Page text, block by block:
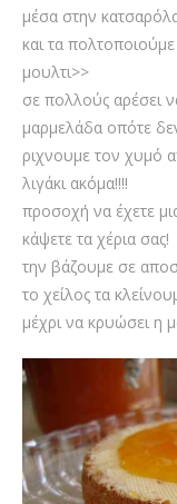
μέσα στην
και τα
μουλτι>>
σε πολλούς αρέσει
μαρμελάδα οπότε
ριχνουμε τον χυμό
λιγάκι ακόμα!!!!
προσοχή να έχετε
κάψετε τα χέρια σας!
την βάζουμε σε
το χείλος τα
μέχρι να κρυώσει η